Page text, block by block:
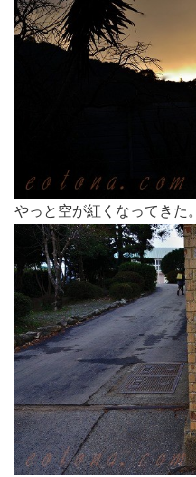
やっと空が紅くなってきた。